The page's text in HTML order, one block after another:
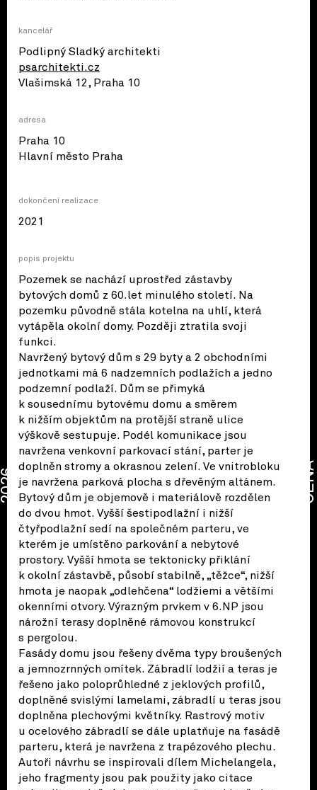
kancelář
Podlipný Sladký architekti
psarchitekti.cz
Vlašimská 12, Praha 10
adresa
Praha 10
Hlavní město Praha
dokončení realizace
2021
popis projektu
Pozemek se nachází uprostřed zástavby
bytových domů z 60.let minulého století. Na
pozemku původně stála kotelna na uhlí, která
vytápěla okolní domy. Později ztratila svoji
funkci.
Navržený bytový dům s 29 byty a 2 obchodními
jednotkami má 6 nadzemních podlažích a jedno
podzemní podlaží. Dům se přimyká
k sousednímu bytovému domu a směrem
k nižším objektům na protější straně ulice
výškově sestupuje. Podél komunikace jsou
navržena venkovní parkovací stání, parter je
doplněn stromy a okrasnou zelení. Ve vnitrobloku
je navržena parková plocha s dřevěným altánem.
Bytový dům je objemově i materiálově rozdělen
do dvou hmot. Vyšší šestipodlažní i nižší
čtyřpodlažní sedí na společném parteru, ve
kterém je umístěno parkování a nebytové
prostory. Vyšší hmota se tektonicky přiklání
k okolní zástavbě, působí stabilně, „těžce“, nižší
hmota je naopak „odlehčena“ lodžiemi a většími
okenními otvory. Výrazným prvkem v 6.NP jsou
nárožní terasy doplněné rámovou konstrukcí
s pergolou.
Fasády domu jsou řešeny dvěma typy broušených
a jemnozrnných omítek. Zábradlí lodžií a teras je
řešeno jako poloprůhledné z jeklových profilů,
doplněné svislými lamelami, zábradlí u teras jsou
doplněna plechovými květníky. Rastrový motiv
u ocelového zábradlí se dále uplatňuje na fasádě
parteru, která je navržena z trapézového plechu.
Autoři návrhu se inspirovali dílem Michelangela,
jeho fragmenty jsou pak použity jako citace
2026 CENA